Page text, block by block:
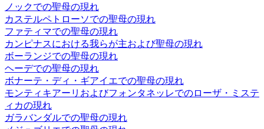
ノックでの聖母の現れ
カステルペトローソでの聖母の現れ
ファティマでの聖母の現れ
カンピナスにおける我らが主および聖母の現れ
ボーランジでの聖母の現れ
ヘーデでの聖母の現れ
ボナーテ・ディ・ギアイエでの聖母の現れ
モンティキアーリおよびフォンタネッレでのローザ・ミステ
ィカの現れ
ガラバンダルでの聖母の現れ